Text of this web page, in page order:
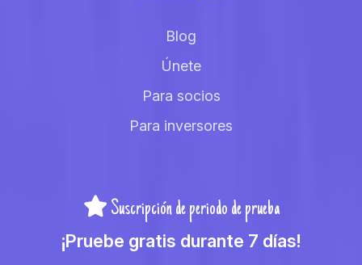
Blog
Únete
Para socios
Para inversores
Suscripción de periodo de prueba
¡Pruebe gratis durante 7 días!